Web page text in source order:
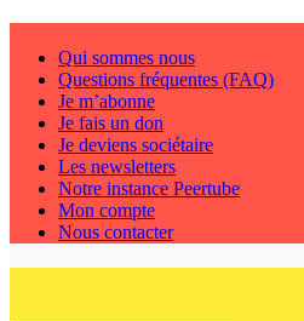
Qui sommes nous
Questions fréquentes (FAQ)
Je m’abonne
Je fais un don
Je deviens sociétaire
Les newsletters
Notre instance Peertube
Mon compte
Nous contacter